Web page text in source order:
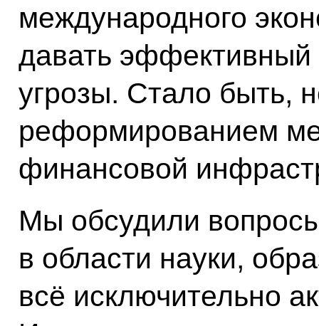
международного
давать эффективный
угрозы. Стало быть,
реформированием
финансовой
Мы обсудили
в области науки,
всё исключительно